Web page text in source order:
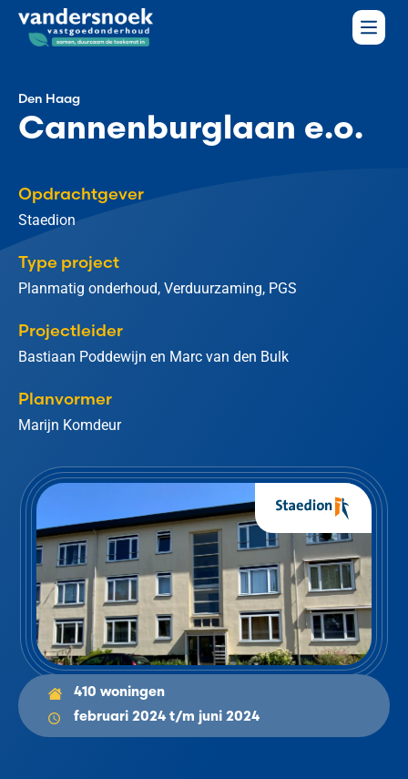
Den Haag
Cannenburglaan e.o.
Opdrachtgever
Staedion
Type project
Planmatig onderhoud, Verduurzaming, PGS
Projectleider
Bastiaan Poddewijn en Marc van den Bulk
Planvormer
Marijn Komdeur
410 woningen
februari 2024 t/m juni 2024